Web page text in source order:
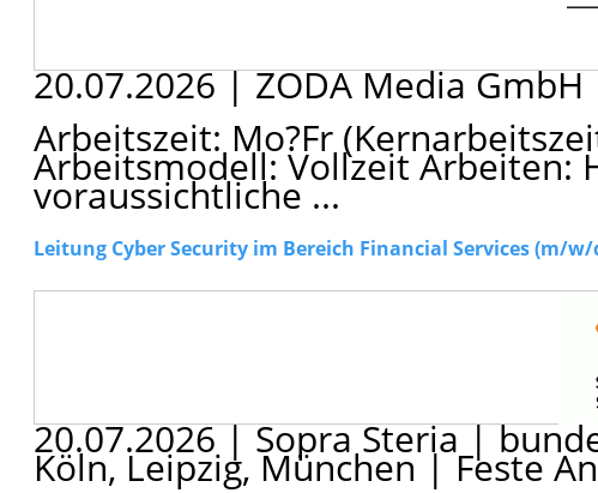
20.07.2026|ZODA Media GmbH
Arbeitszeit: Mo?Fr
Arbeitsmodell: Vollzeit Arbeiten:
voraussichtliche ...
Leitung Cyber Security im Bereich Financial Services (m/w/
20.07.2026|Sopra Steria|
Köln, Leipzig, München |Feste